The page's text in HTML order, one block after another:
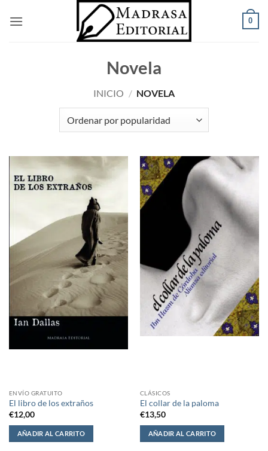
0
Novela
INICIO / NOVELA
ENVÍO GRATUITO
El libro de los extraños
€12,00
AÑADIR AL CARRITO
CLÁSICOS
El collar de la paloma
€13,50
AÑADIR AL CARRITO